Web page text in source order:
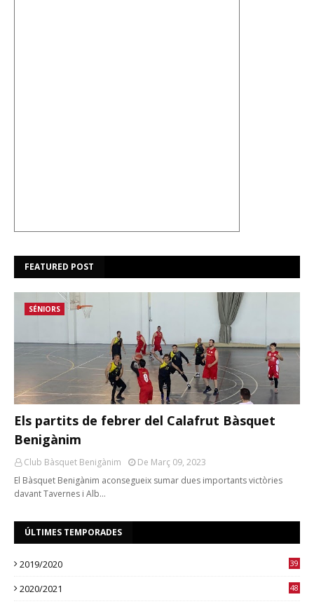
FEATURED POST
SÉNIORS
Els partits de febrer del Calafrut Bàsquet
Benigànim
Club Bàsquet Benigànim
De Març 09, 2023
El Bàsquet Benigànim aconsegueix sumar dues importants victòries
davant Tavernes i Alb…
ÚLTIMES TEMPORADES
2019/2020 39
2020/2021 48